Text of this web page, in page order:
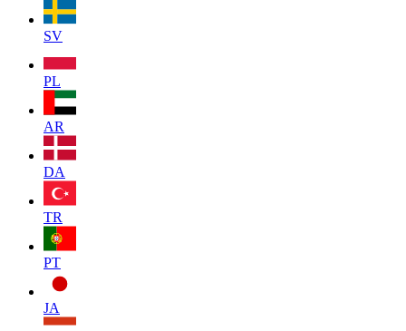
SV
PL
AR
DA
TR
PT
JA